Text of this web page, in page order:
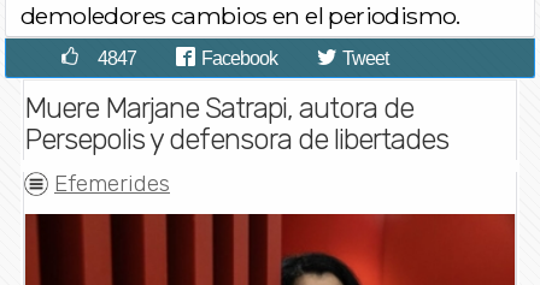
demoledores cambios en el periodismo.
4847 Facebook Tweet
Muere Marjane Satrapi, autora de
Persepolis y defensora de libertades
Efemerides